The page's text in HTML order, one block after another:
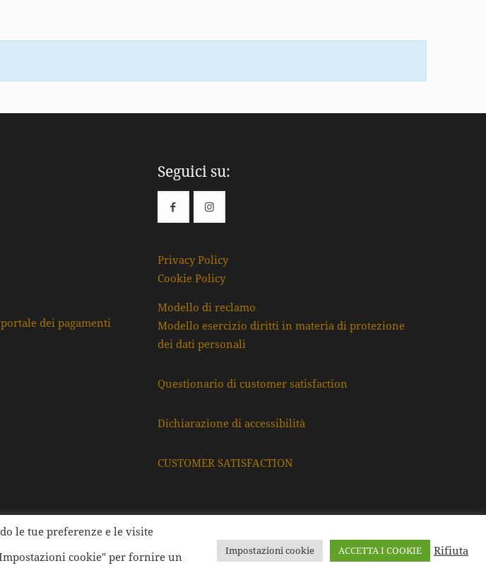
dei pagamenti
Seguici su:
Privacy Policy
Cookie Policy
Modello di reclamo
Modello esercizio diritti in materia di protezione
dei dati personali
Questionario di customer satisfaction
Dichiarazione di accessibilità
CUSTOMER SATISFACTION
| Tutti i diritti Riservati | Cod.F. e P.Iva: 80009220395
le tue preferenze e le visite
cookie" per fornire un
Impostazioni cookie ACCETTA I COOKIE Rifiuta